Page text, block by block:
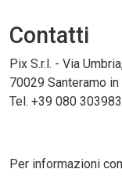
Contatti
Pix S.r.l. - Via
70029 Santeramo
Tel. +39 080
Per informazioni